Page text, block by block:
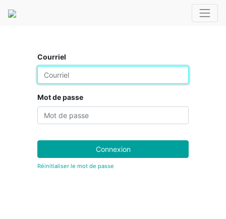
Courriel
Mot de passe
Connexion
Réinitialiser le mot de passe